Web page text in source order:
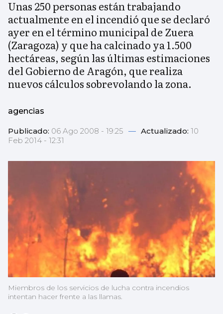
Unas 250 personas están trabajando
actualmente en el incendió que se declaró
ayer en el término municipal de Zuera
(Zaragoza) y que ha calcinado ya 1.500
hectáreas, según las últimas estimaciones
del Gobierno de Aragón, que realiza
nuevos cálculos sobrevolando la zona.
agencias
Publicado: 06 Ago 2008 - 19:25 — Actualizado: 10
Feb 2014 - 12:31
Miembros de los servicios de lucha contra incendios
intentan hacer frente a las llamas.